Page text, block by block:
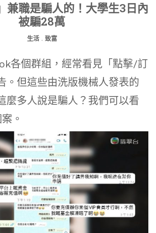
兼職是騙人的！大學生3日內
被騙28萬
生活. 致富
各個群組，經常看見「點擊/訂
。但這些由洗版機械人發表的
麼多人說是騙人？我們可以看
。